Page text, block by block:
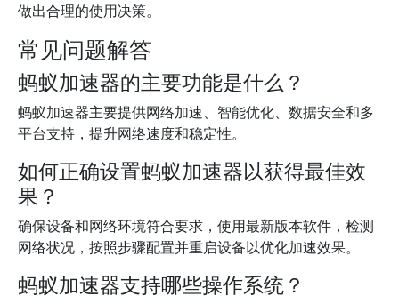
做出合理的使用决策。
常见问题解答
蚂蚁加速器的主要功能是什么？
蚂蚁加速器主要提供网络加速、智能优化、数据安全和多
平台支持，提升网络速度和稳定性。
如何正确设置蚂蚁加速器以获得最佳效
果？
确保设备和网络环境符合要求，使用最新版本软件，检测
网络状况，按照步骤配置并重启设备以优化加速效果。
蚂蚁加速器支持哪些操作系统？